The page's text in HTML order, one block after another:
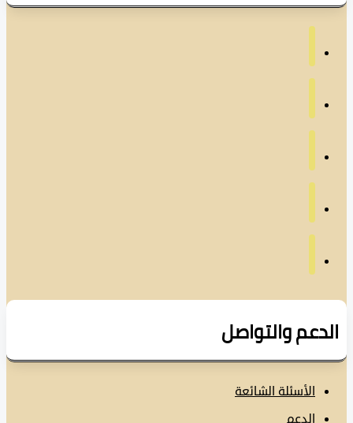
والتواصل
الأسئلة الشائعة
الدعم